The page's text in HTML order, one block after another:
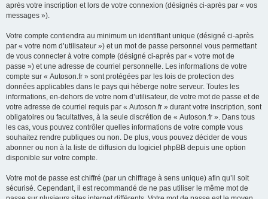
après votre inscription et lors de votre connexion (désignés ci-après par « vos
messages »).
Votre compte contiendra au minimum un identifiant unique (désigné ci-après
par « votre nom d’utilisateur ») et un mot de passe personnel vous permettant
de vous connecter à votre compte (désigné ci-après par « votre mot de
passe ») et une adresse de courriel personnelle. Les informations de votre
compte sur « Autoson.fr » sont protégées par les lois de protection des
données applicables dans le pays qui héberge notre serveur. Toutes les
informations, en-dehors de votre nom d’utilisateur, de votre mot de passe et de
votre adresse de courriel requis par « Autoson.fr » durant votre inscription, sont
obligatoires ou facultatives, à la seule discrétion de « Autoson.fr ». Dans tous
les cas, vous pouvez contrôler quelles informations de votre compte vous
souhaitez rendre publiques ou non. De plus, vous pouvez décider de vous
abonner ou non à la liste de diffusion du logiciel phpBB depuis une option
disponible sur votre compte.
Votre mot de passe est chiffré (par un chiffrage à sens unique) afin qu’il soit
sécurisé. Cependant, il est recommandé de ne pas utiliser le même mot de